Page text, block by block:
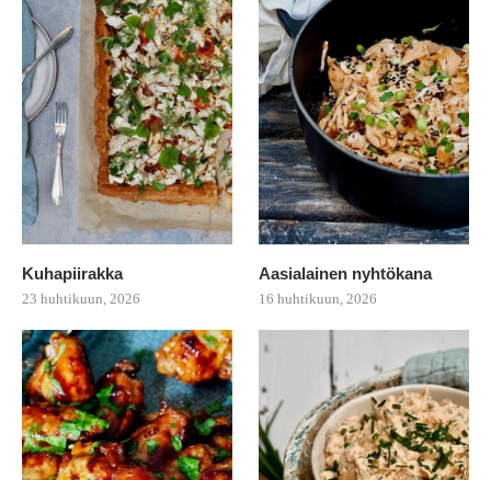
Kuhapiirakka
23 huhtikuun, 2026
Aasialainen nyhtökana
16 huhtikuun, 2026